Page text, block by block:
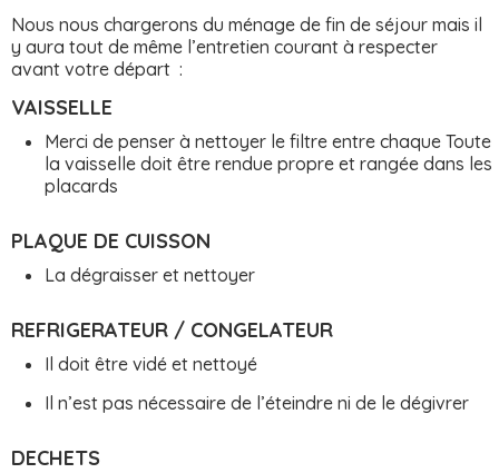
Nous nous chargerons du ménage de fin de séjour mais il
y aura tout de même l’entretien courant à respecter
avant votre départ :
VAISSELLE
Merci de penser à nettoyer le filtre entre chaque Toute
la vaisselle doit être rendue propre et rangée dans les
placards
PLAQUE DE CUISSON
La dégraisser et nettoyer
REFRIGERATEUR / CONGELATEUR
Il doit être vidé et nettoyé
Il n’est pas nécessaire de l’éteindre ni de le dégivrer
DECHETS